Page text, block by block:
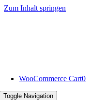
Zum Inhalt springen
WooCommerce Cart0
Toggle Navigation